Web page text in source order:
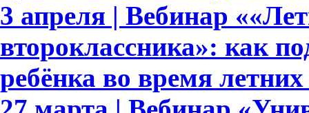
3 апреля | Вебинар
второклассника»: как
ребёнка во время